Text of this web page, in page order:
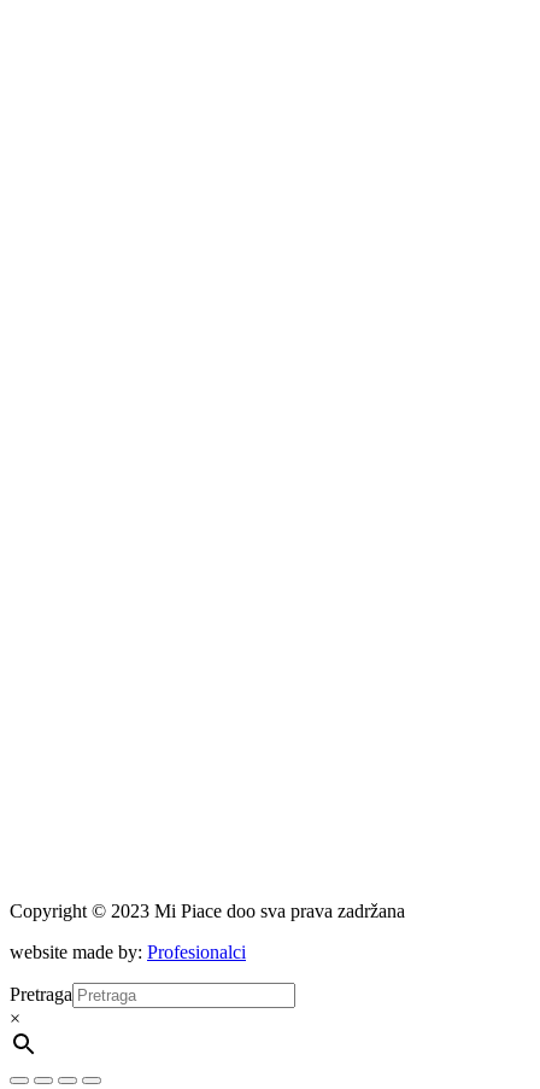
Copyright © 2023 Mi Piace doo sva prava zadržana
website made by: Profesionalci
Pretraga
×